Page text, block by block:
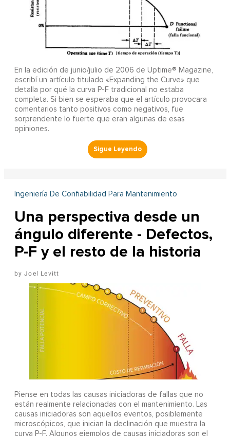
En la edición de junio/julio de 2006 de Uptime® Magazine,
escribí un artículo titulado «Expanding the Curve» que
detalla por qué la curva P-F tradicional no estaba
completa. Si bien se esperaba que el artículo provocara
comentarios tanto positivos como negativos, fue
sorprendente lo fuerte que eran algunas de esas
opiniones.
Ingeniería De Confiabilidad Para Mantenimiento
Una perspectiva desde un
ángulo diferente - Defectos,
P-F y el resto de la historia
Joel Levitt
Piense en todas las causas iniciadoras de fallas que no
están realmente relacionadas con el mantenimiento. Las
causas iniciadoras son aquellos eventos, posiblemente
microscópicos, que inician la declinación que muestra la
curva P-F. Algunos ejemplos de causas iniciadoras son el